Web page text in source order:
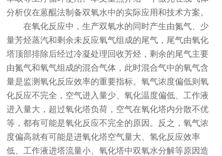
分析仪在蒽醌法制备双氧水中的实际应用和技术方案。
在氧化反应中，生产双氧水的同时产生由氮气、少
量芳烃蒸汽和剩余未反应氧气组成的尾气，尾气由氧化
塔顶部排除后经过冷凝处理回收芳烃，剩余的尾气主要
由氮气和氧气组成的混合气体，此时混合气中的氧气含
量是监测氧化反应效率的重要指标。氧气浓度偏低则氧
化反应不完全，空气进入量少、氧化温度偏低、工作液
进入量大，超过氧化塔负荷，空气在氧化塔内分散不优
等，都有可能是氧化反应不完全的原因。反之，氧气浓
度偏高就有可能是进氧化塔空气量大、氢化反应效率
低、工作液进塔流量小、氧化塔中双氧水分解等原因造